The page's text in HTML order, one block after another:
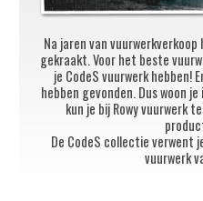
Na jaren van
gekraakt. Voor het beste
je CodeS vuurwerk hebben!
hebben gevonden. Dus woon
kun je bij Rowy vuurwerk
De CodeS collectie verwent
vuurwerk